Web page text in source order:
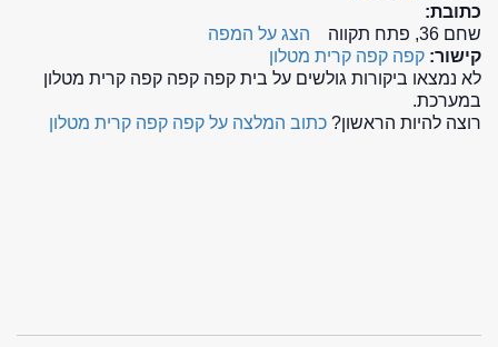
כתובת:
שחם 36, פתח תקווה
הצג על המפה
קישור: קפה קפה קרית מטלון
לא נמצאו ביקורות גולשים על בית קפה קפה קפה קרית מטלון
במערכת.
רוצה להיות הראשון? כתוב המלצה על קפה קפה קרית מטלון